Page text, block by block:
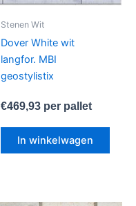
Stenen Wit
Dover White wit
langfor. MBI
geostylistix
€469,93per pallet
In winkelwagen